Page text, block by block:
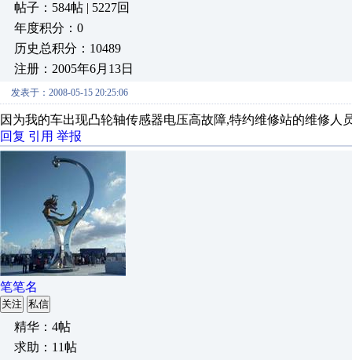
帖子：584帖 | 5227回
年度积分：0
历史总积分：10489
注册：2005年6月13日
发表于：2008-05-15 20:25:06
因为我的车出现凸轮轴传感器电压高故障,特约维修站的维修人
回复 引用 举报
笔笔名
关注 私信
精华：4帖
求助：11帖